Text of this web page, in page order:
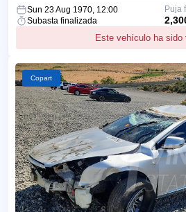
Sun 23 Aug 1970, 12:00
Subasta finalizada
Este vehículo ha sido
Puja
Copart